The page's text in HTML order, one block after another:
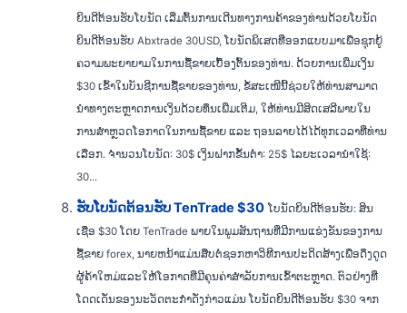
ຍິນດີຕ້ອນຮັບໂບນັດ ເລີ່ມຕົ້ນການເດີນທາງການຄ້າຂອງທ່ານດ້ວຍໂບນັດ
ຍິນດີຕ້ອນຮັບ Abxtrade 30USD, ໂບນັດພິເສດທີ່ອອກແບບມາເພື່ອຊຸກຍູ້
ຄວາມພະຍາຍາມໃນການຊື້ຂາຍເບື້ອງຕົ້ນຂອງທ່ານ. ດ້ວຍການເພີ່ມເງິນ
$30 ເຂົ້າໃນບັນຊີການຊື້ຂາຍຂອງທ່ານ, ຂໍ້ສະເໜີນີ້ຊ່ວຍໃຫ້ທ່ານສາມາດ
ນຳທາງຕະຫຼາດການເງິນດ້ວຍທຶນເພີ່ມເຕີມ, ໃຫ້ທ່ານມີສິດເສລີພາບໃນ
ການສຳຫຼວດໂອກາດໃນການຊື້ຂາຍ ແລະ ຖອນລາຍໄດ້ໄດ້ທຸກເວລາທີ່ທ່ານ
ເລືອກ. ຈຳນວນໂບນັດ: 30$ ເງິນຝາກຂັ້ນຕໍ່າ: 25$ ໄລຍະເວລານຳໃຊ້:
30...
ຮັບໂບນັດຕ້ອນຮັບ TenTrade $30 ໂບນັດຍິນດີຕ້ອນຮັບ: ສິນ
ເຊື່ອ $30 ໂດຍ TenTrade ພາຍໃນພູມສັນຖານທີ່ມີການແຂ່ງຂັນຂອງການ
ຊື້ຂາຍ forex, ນາຍຫນ້າແມ່ນສືບຕໍ່ຊອກຫາວິທີການປະດິດສ້າງເພື່ອດຶງດູດ
ຜູ້ຄ້າໃຫມ່ແລະໃຫ້ໂອກາດທີ່ມີຄຸນຄ່າສໍາລັບການເຂົ້າຕະຫຼາດ. ຕົວຢ່າງທີ່
ໂດດເດັ່ນຂອງນະວັດຕະກໍາດັ່ງກ່າວແມ່ນ ໂບນັດຍິນດີຕ້ອນຮັບ $30 ຈາກ